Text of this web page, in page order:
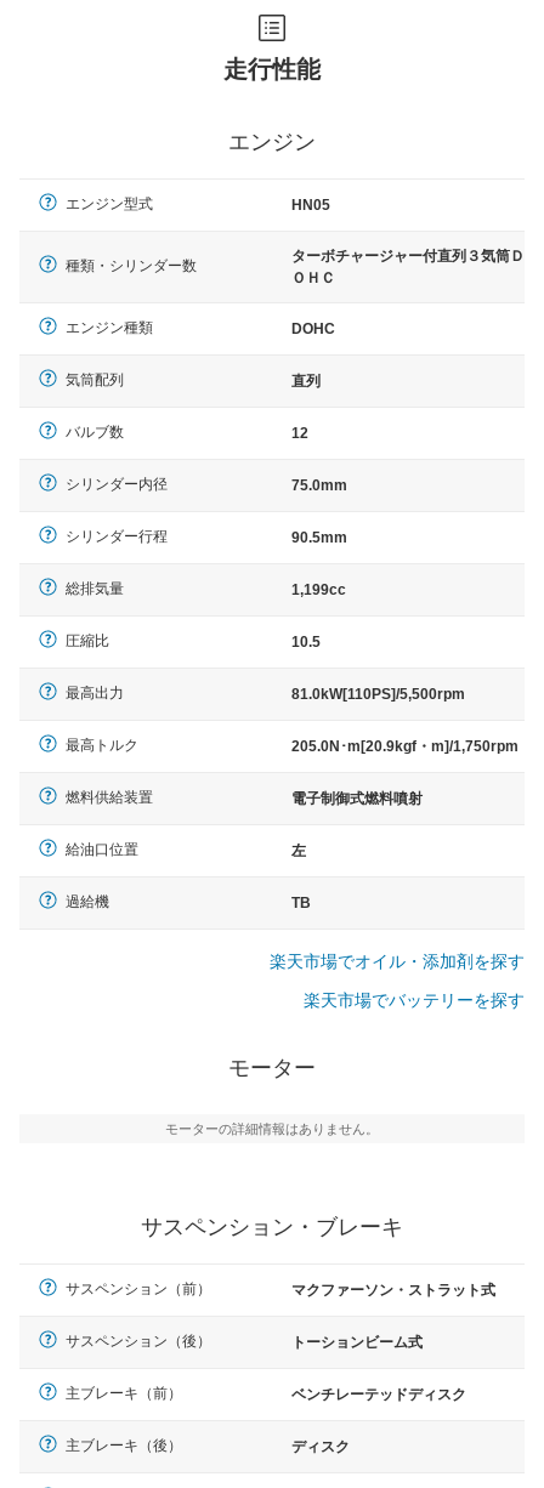
走行性能
エンジン
エンジン型式 HN05
種類・シリンダー数
ターボチャージャー付直列３気筒Ｄ
ＯＨＣ
エンジン種類 DOHC
気筒配列 直列
バルブ数 12
シリンダー内径 75.0mm
シリンダー行程 90.5mm
総排気量 1,199cc
圧縮比 10.5
最高出力 81.0kW[110PS]/5,500rpm
最高トルク 205.0N･m[20.9kgf・m]/1,750rpm
燃料供給装置 電子制御式燃料噴射
給油口位置 左
過給機 TB
楽天市場でオイル・添加剤を探す
楽天市場でバッテリーを探す
モーター
モーターの詳細情報はありません。
サスペンション・ブレーキ
サスペンション（前） マクファーソン・ストラット式
サスペンション（後） トーションビーム式
主ブレーキ（前） ベンチレーテッドディスク
主ブレーキ（後） ディスク